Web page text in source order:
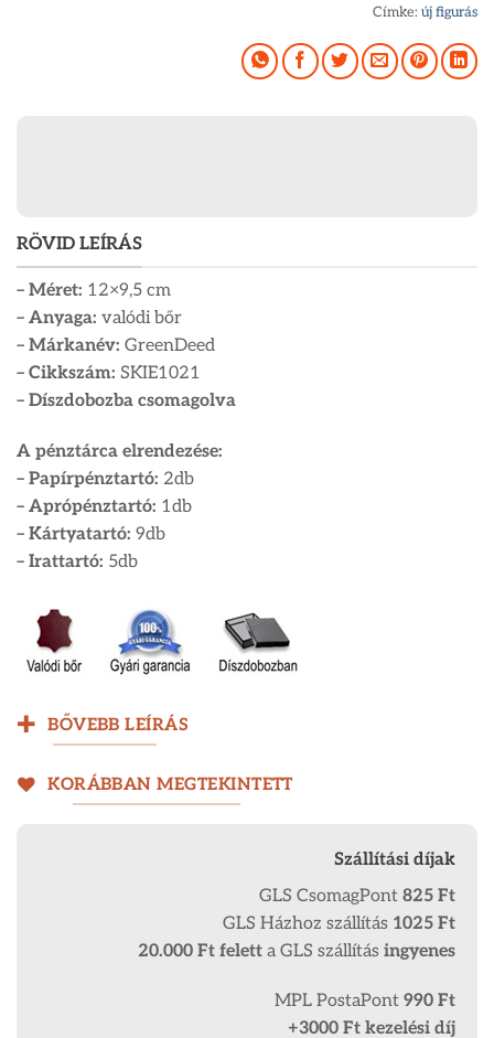
RÖVID LEÍRÁS
– Méret: 12×9,5 cm
– Anyaga: valódi bőr
– Márkanév: GreenDeed
– Cikkszám: SKIE1021
– Díszdobozba csomagolva
A pénztárca elrendezése:
– Papírpénztartó: 2db
– Aprópénztartó: 1db
– Kártyatartó: 9db
– Irattartó: 5db
BŐVEBB LEÍRÁS
KORÁBBAN MEGTEKINTETT
Szállítási díjak
GLS CsomagPont 825 Ft
GLS Házhoz szállítás 1025 Ft
20.000 Ft felett a GLS szállítás ingyenes
MPL PostaPont 990 Ft
+3000 Ft kezelési díj
Címke: új figurás